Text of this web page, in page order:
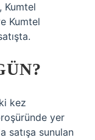
Kumtel
Kumtel
kez
yer
satışa sunulan